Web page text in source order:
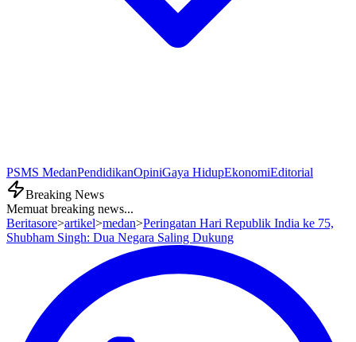
PSMS MedanPendidikanOpiniGaya HidupEkonomiEditorial
Breaking News
Memuat breaking news...
Beritasore>artikel>medan>Peringatan Hari Republik India ke 75,
Shubham Singh: Dua Negara Saling Dukung